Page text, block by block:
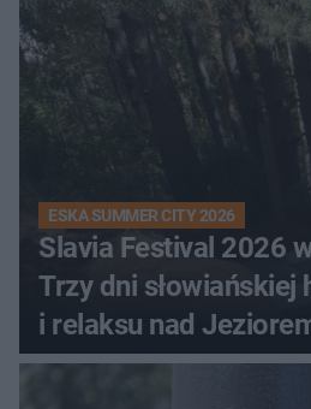
ESKA SUMMER CITY 2026
Slavia Festival 2026
Trzy dni słowiańskiej
i relaksu nad